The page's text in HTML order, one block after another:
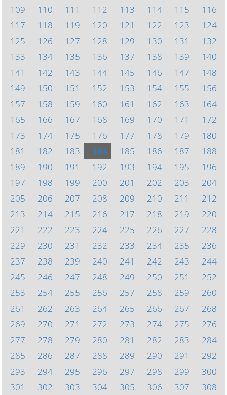
109
110 111 112 113 114 115
116
117
118 119 120 121 122 123
124
125
126 127 128 129 130 131
132
133
134 135 136 137 138 139
140
141
142 143 144 145 146 147
148
149
150 151 152 153 154 155
156
157
158 159 160 161 162 163
164
165
166 167 168 169 170 171
172
173
174 175 176 177 178 179
180
181
182 183 184 185 186 187
188
189
190 191 192 193 194 195
196
197
198 199 200 201 202 203
204
205
206 207 208 209 210 211
212
213
214 215 216 217 218 219
220
221
222 223 224 225 226 227
228
229
230 231 232 233 234 235
236
237
238 239 240 241 242 243
244
245
246 247 248 249 250 251
252
253
254 255 256 257 258 259
260
261
262 263 264 265 266 267
268
269
270 271 272 273 274 275
276
277
278 279 280 281 282 283
284
285
286 287 288 289 290 291
292
293
294 295 296 297 298 299
300
301
302 303 304 305 306 307
308